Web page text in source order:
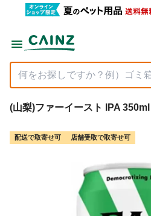
(山梨)ファーイースト IPA 350ml
配送で取寄せ可 店舗受取で取寄せ可